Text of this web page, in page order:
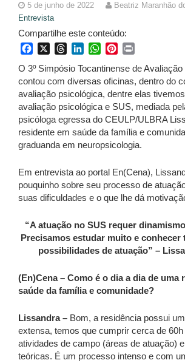
5 de junho de 2022
Beatriz Maranhão
Entrevista
Compartilhe este conteúdo:
FacebookThreadsLinkedInWhatsApp
Pinterest
O 3º Simpósio Tocantinense de
contou com diversas oficinas, dentro do
avaliação psicológica, dentre elas
avaliação psicológica e SUS, mediada
psicóloga egressa do CEULP/ULBRA
residente em saúde da família e
graduanda em neuropsicologia.
Em entrevista ao portal En(Cena),
pouquinho sobre seu processo de
suas dificuldades e o que lhe dá
“A atuação no SUS requer
Precisamos estudar muito e conhecer
possibilidades de atuação” –
(En)Cena – Como é o dia a dia de uma
saúde da família e comunidade?
Lissandra – Bom, a residência possui
extensa, temos que cumprir cerca de
atividades de campo (áreas de atuação)
teóricas. É um processo intenso e com